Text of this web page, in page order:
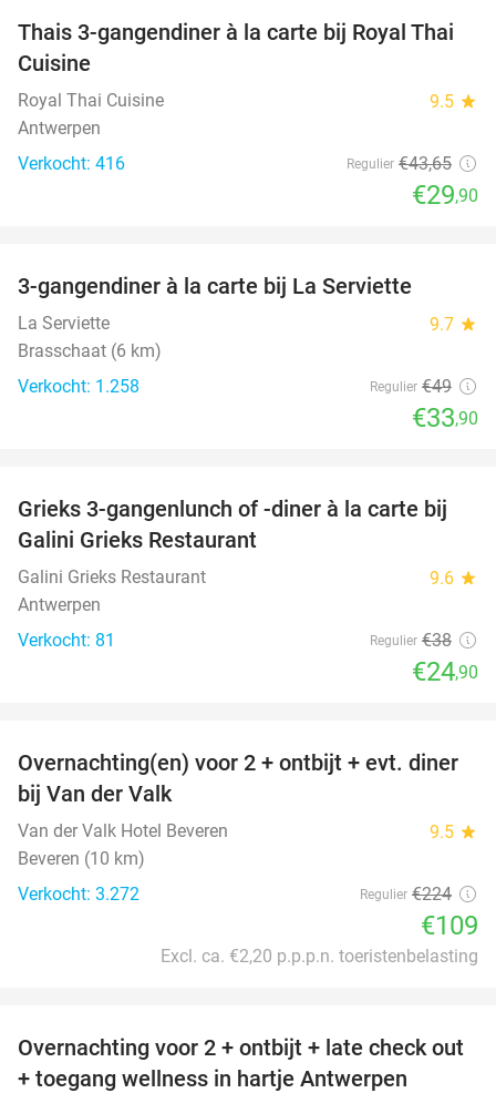
32%
Thais 3-gangendiner à la carte bij Royal Thai
Cuisine
Royal Thai Cuisine 9.5 star
Antwerpen
Verkocht: 416
Regulier €43,65
€29,90
3-gangendiner à la carte bij La Serviette
La Serviette 9.7 star
Brasschaat (6 km)
Verkocht: 1.258
Regulier €49
€33,90
34%
Grieks 3-gangenlunch of -diner à la carte bij
Galini Grieks Restaurant
Galini Grieks Restaurant 9.6 star
Antwerpen
Verkocht: 81
Regulier €38
€24,90
51%
Overnachting(en) voor 2 + ontbijt + evt. diner
bij Van der Valk
Van der Valk Hotel Beveren 9.5 star
Beveren (10 km)
Verkocht: 3.272
Regulier €224
€109
Excl. ca. €2,20 p.p.p.n. toeristenbelasting
59%
Overnachting voor 2 + ontbijt + late check out
+ toegang wellness in hartje Antwerpen